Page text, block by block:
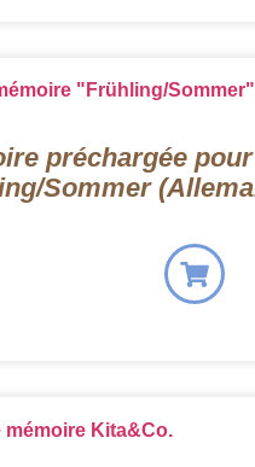
préchargée pour
Sommer